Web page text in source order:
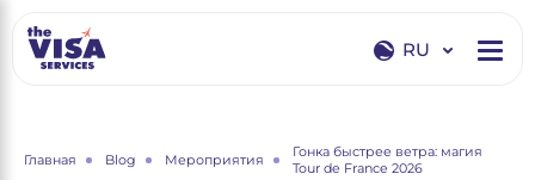
RU
RU
Главная Blog Мероприятия
Гонка быстрее ветра: магия
Tour de France 2026